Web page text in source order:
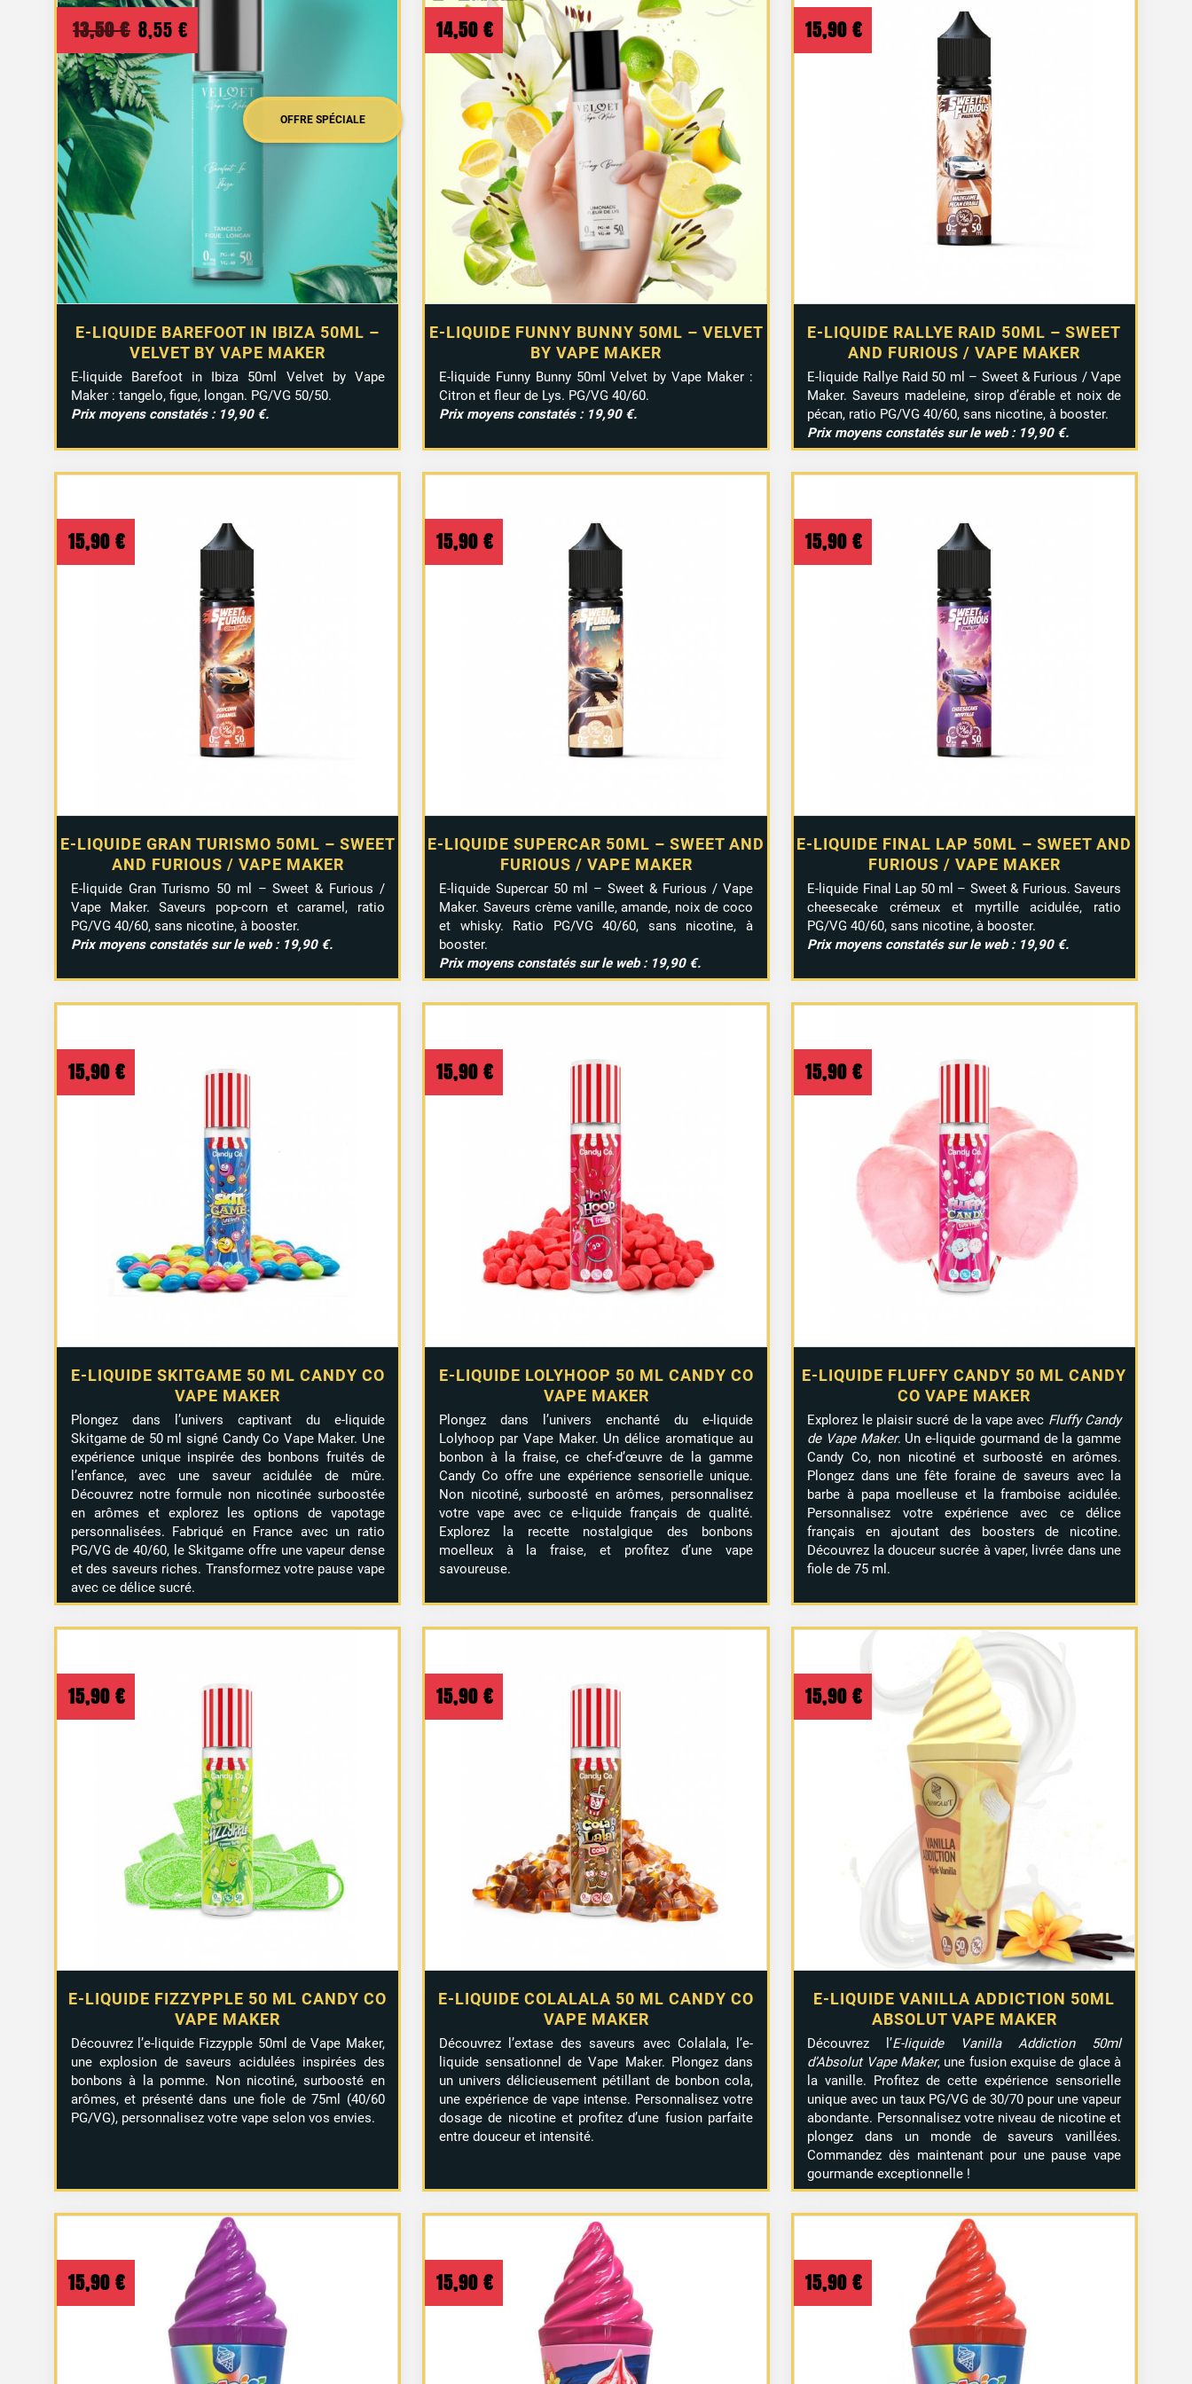
au
plus
ancien
OFFRE SPÉCIALE
E-LIQUIDE BAREFOOT IN IBIZA 50ML –
VELVET BY VAPE MAKER
13,50€ Le
prix
initial
était :
13,50 €.
8,55€
prix
actuel
8,55 €.
E-liquide Barefoot in Ibiza 50ml Velvet by Vape
Maker : tangelo, figue, longan. PG/VG 50/50.
Prix moyens constatés : 19,90 €.
E-LIQUIDE FUNNY BUNNY 50ML – VELVET
BY VAPE MAKER
14,50€
E-liquide Funny Bunny 50ml Velvet by Vape Maker :
Citron et fleur de Lys. PG/VG 40/60.
Prix moyens constatés : 19,90 €.
E-LIQUIDE RALLYE RAID 50ML – SWEET
AND FURIOUS / VAPE MAKER
15,90 €
E-liquide Rallye Raid 50 ml – Sweet & Furious / Vape
Maker. Saveurs madeleine, sirop d’érable et noix de
pécan, ratio PG/VG 40/60, sans nicotine, à booster.
Prix moyens constatés sur le web : 19,90 €.
E-LIQUIDE GRAN TURISMO 50ML – SWEET
AND FURIOUS / VAPE MAKER
15,90€
E-liquide Gran Turismo 50 ml – Sweet & Furious /
Vape Maker. Saveurs pop-corn et caramel, ratio
PG/VG 40/60, sans nicotine, à booster.
Prix moyens constatés sur le web : 19,90 €.
E-LIQUIDE SUPERCAR 50ML – SWEET AND
FURIOUS / VAPE MAKER
15,90€
E-liquide Supercar 50 ml – Sweet & Furious / Vape
Maker. Saveurs crème vanille, amande, noix de coco
et whisky. Ratio PG/VG 40/60, sans nicotine, à
booster.
Prix moyens constatés sur le web : 19,90 €.
E-LIQUIDE FINAL LAP 50ML – SWEET AND
FURIOUS / VAPE MAKER
15,90 €
E-liquide Final Lap 50 ml – Sweet & Furious. Saveurs
cheesecake crémeux et myrtille acidulée, ratio
PG/VG 40/60, sans nicotine, à booster.
Prix moyens constatés sur le web : 19,90 €.
E-LIQUIDE SKITGAME 50 ML CANDY CO
VAPE MAKER
15,90€
Plongez dans l’univers captivant du e-liquide
Skitgame de 50 ml signé Candy Co Vape Maker. Une
expérience unique inspirée des bonbons fruités de
l’enfance, avec une saveur acidulée de mûre.
Découvrez notre formule non nicotinée surboostée
en arômes et explorez les options de vapotage
personnalisées. Fabriqué en France avec un ratio
PG/VG de 40/60, le Skitgame offre une vapeur dense
et des saveurs riches. Transformez votre pause vape
avec ce délice sucré.
E-LIQUIDE LOLYHOOP 50 ML CANDY CO
VAPE MAKER
15,90€
Plongez dans l’univers enchanté du e-liquide
Lolyhoop par Vape Maker. Un délice aromatique au
bonbon à la fraise, ce chef-d’œuvre de la gamme
Candy Co offre une expérience sensorielle unique.
Non nicotiné, surboosté en arômes, personnalisez
votre vape avec ce e-liquide français de qualité.
Explorez la recette nostalgique des bonbons
moelleux à la fraise, et profitez d’une vape
savoureuse.
E-LIQUIDE FLUFFY CANDY 50 ML CANDY
CO VAPE MAKER
15,90 €
Explorez le plaisir sucré de la vape avec Fluffy Candy
de Vape Maker. Un e-liquide gourmand de la gamme
Candy Co, non nicotiné et surboosté en arômes.
Plongez dans une fête foraine de saveurs avec la
barbe à papa moelleuse et la framboise acidulée.
Personnalisez votre expérience avec ce délice
français en ajoutant des boosters de nicotine.
Découvrez la douceur sucrée à vaper, livrée dans une
fiole de 75 ml.
E-LIQUIDE FIZZYPPLE 50 ML CANDY CO
VAPE MAKER
15,90€
Découvrez l’e-liquide Fizzypple 50ml de Vape Maker,
une explosion de saveurs acidulées inspirées des
bonbons à la pomme. Non nicotiné, surboosté en
arômes, et présenté dans une fiole de 75ml (40/60
PG/VG), personnalisez votre vape selon vos envies.
E-LIQUIDE COLALALA 50 ML CANDY CO
VAPE MAKER
15,90€
Découvrez l’extase des saveurs avec Colalala, l’e-
liquide sensationnel de Vape Maker. Plongez dans
un univers délicieusement pétillant de bonbon cola,
une expérience de vape intense. Personnalisez votre
dosage de nicotine et profitez d’une fusion parfaite
entre douceur et intensité.
E-LIQUIDE VANILLA ADDICTION 50ML
ABSOLUT VAPE MAKER
15,90 €
Découvrez l’E-liquide Vanilla Addiction 50ml
d’Absolut Vape Maker, une fusion exquise de glace à
la vanille. Profitez de cette expérience sensorielle
unique avec un taux PG/VG de 30/70 pour une vapeur
abondante. Personnalisez votre niveau de nicotine et
plongez dans un monde de saveurs vanillées.
Commandez dès maintenant pour une pause vape
gourmande exceptionnelle !
15,90€ 15,90€ 15,90 €